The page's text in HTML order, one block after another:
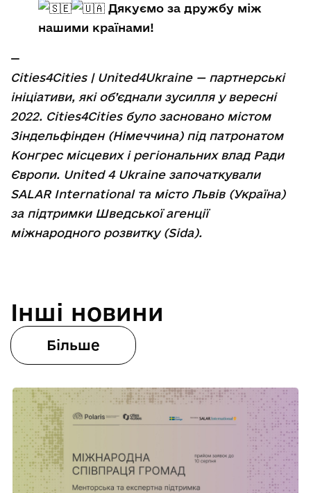
Дякуємо за дружбу між
нашими країнами!
—
Сities4Cities | United4Ukraine — партнерські
ініціативи, які об’єднали зусилля у вересні
2022. Сities4Cities було засновано містом
Зіндельфінден (Німеччина) під патронатом
Конгрес місцевих і регіональних влад Ради
Європи. United 4 Ukraine започаткували
SALAR International та місто Львів (Україна)
за підтримки Шведської агенції
міжнародного розвитку (Sida).
Інші новини
Більше